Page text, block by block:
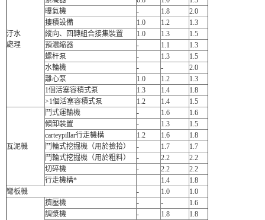
汙水
處理
曝氣機
- 1.8
2.0
摟積設備
1.0 1.2
1.3
縱向、回轉組合接集裝置
1.0 1.3
1.5
預濃縮器
- 1.1
1.3
螺杆泵
- 1.3
1.5
水輪機
- -
2.0
離心泵
1.0 1.2
1.3
1個活塞容積式泵
1.3 1.4
1.8
>1個活塞容積式泵
1.2 1.4 1.5
瓦泥機
鬥式運輸機 - 1.6
1.6
傾卸裝置
- 1.3
1.5
carteypillar行走機構
1.2 1.6
1.8
鬥輪式挖掘機（用於撿拾）
- 1.7
1.7
鬥輪式挖掘機（用於粗料）
- 2.2
2.2
切碎機
- 2.2
2.2
行走機構*
1.4
1.8
彎板機
- 1.0 1.0
擠壓機 - -
1.6
調漿機
- 1.8
1.8